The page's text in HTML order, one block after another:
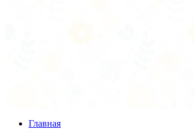
Главная